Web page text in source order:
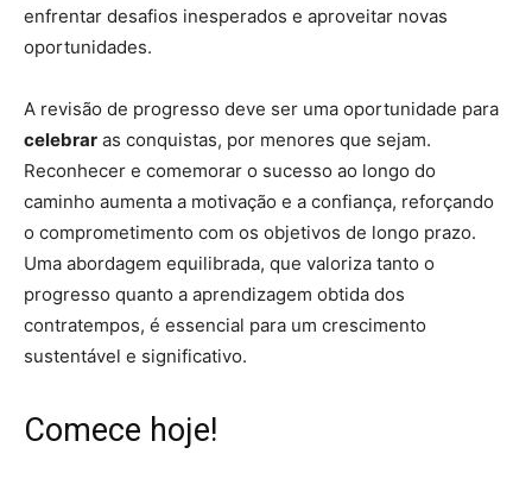
enfrentar desafios inesperados e aproveitar novas
oportunidades.
A revisão de progresso deve ser uma oportunidade para
celebrar as conquistas, por menores que sejam.
Reconhecer e comemorar o sucesso ao longo do
caminho aumenta a motivação e a confiança, reforçando
o comprometimento com os objetivos de longo prazo.
Uma abordagem equilibrada, que valoriza tanto o
progresso quanto a aprendizagem obtida dos
contratempos, é essencial para um crescimento
sustentável e significativo.
Comece hoje!